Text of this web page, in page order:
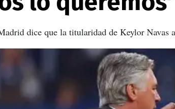
dice que la titularidad de Keylor Navas